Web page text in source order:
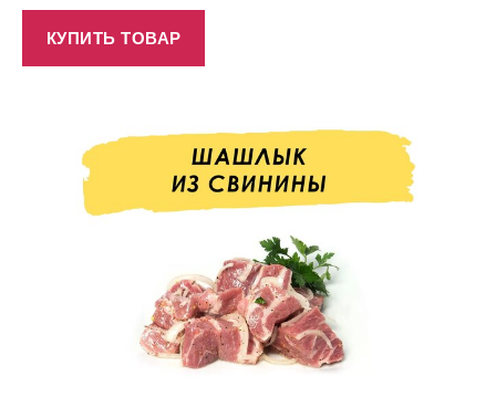
КУПИТЬ ТОВАР